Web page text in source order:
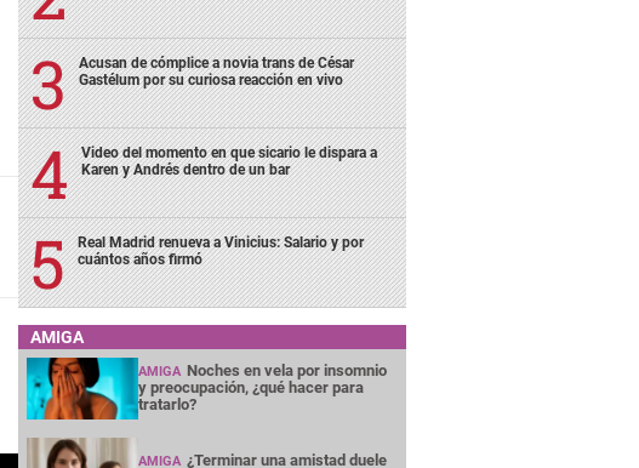
Acusan de cómplice a novia trans de César
Gastélum por su curiosa reacción en vivo
Video del momento en que sicario le dispara a
Karen y Andrés dentro de un bar
Real Madrid renueva a Vinicius: Salario y por
cuántos años firmó
AMIGA
AMIGA Noches en vela por insomnio
y preocupación, ¿qué hacer para
tratarlo?
AMIGA ¿Terminar una amistad duele